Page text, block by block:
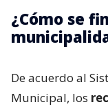
¿Cómo se
De acuerdo al
Municipal, los